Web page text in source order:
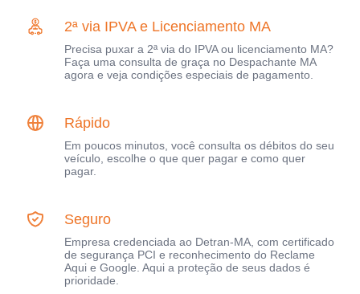
2ª via IPVA e Licenciamento MA
Precisa puxar a 2ª via do IPVA ou licenciamento MA?
Faça uma consulta de graça no Despachante MA
agora e veja condições especiais de pagamento.
Rápido
Em poucos minutos, você consulta os débitos do seu
veículo, escolhe o que quer pagar e como quer
pagar.
Seguro
Empresa credenciada ao Detran-MA, com certificado
de segurança PCI e reconhecimento do Reclame
Aqui e Google. Aqui a proteção de seus dados é
prioridade.